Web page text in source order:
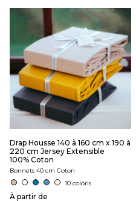
Drap Housse 140 à 160 cm x 190 à
220 cm Jersey Extensible
100% Coton
Bonnets 40 cm Coton
10 coloris